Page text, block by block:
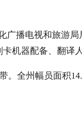
广播电视和旅游
机器配备、翻译人
。全州幅员面积